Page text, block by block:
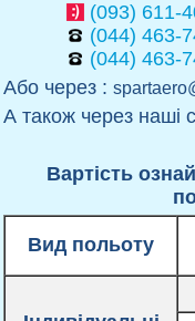
(093) 611-
(044) 463-
(044) 463-
Або через :
А також через наші
Вартість
Вид польоту